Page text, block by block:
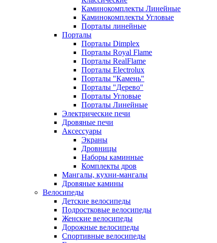
Каминокомплекты Линейные
Каминокомплекты Угловые
Порталы линейные
Порталы
Порталы Dimplex
Порталы Royal Flame
Порталы RealFlame
Порталы Electrolux
Порталы "Камень"
Порталы "Дерево"
Порталы Угловые
Порталы Линейные
Электрические печи
Дровяные печи
Аксессуары
Экраны
Дровницы
Наборы каминные
Комплекты дров
Мангалы, кухни-мангалы
Дровяные камины
Велосипеды
Детские велосипеды
Подростковые велосипеды
Женские велосипеды
Дорожные велосипеды
Спортивные велосипеды